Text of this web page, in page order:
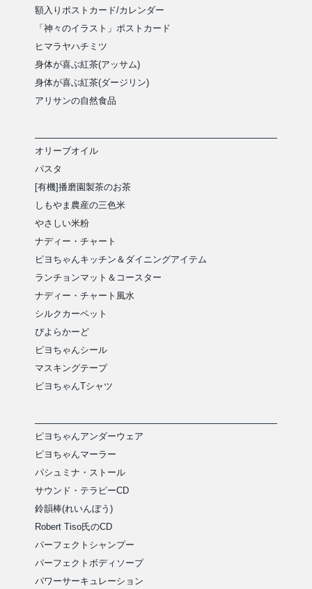
額入りポストカード/カレンダー
「神々のイラスト」ポストカード
ヒマラヤハチミツ
身体が喜ぶ紅茶(アッサム)
身体が喜ぶ紅茶(ダージリン)
アリサンの自然食品
オリーブオイル
パスタ
[有機]播磨園製茶のお茶
しもやま農産の三色米
やさしい米粉
ナディー・チャート
ピヨちゃんキッチン＆ダイニングアイテム
ランチョンマット＆コースター
ナディー・チャート風水
シルクカーペット
ぴよらかーど
ピヨちゃんシール
マスキングテープ
ピヨちゃんTシャツ
ピヨちゃんアンダーウェア
ピヨちゃんマーラー
パシュミナ・ストール
サウンド・テラピーCD
鈴韻棒(れいんぼう)
Robert Tiso氏のCD
パーフェクトシャンプー
パーフェクトボディソープ
パワーサーキュレーション